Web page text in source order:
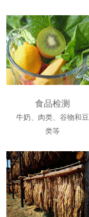
食品检测
牛奶、肉类、谷物和豆
类等